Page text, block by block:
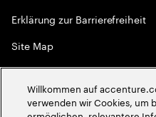
Erklärung zur Barrierefreiheit
Site Map
Globale Meritokratie
2026Accenture. Alle Rechte
Willkommen auf
verwenden wir Cookies, um